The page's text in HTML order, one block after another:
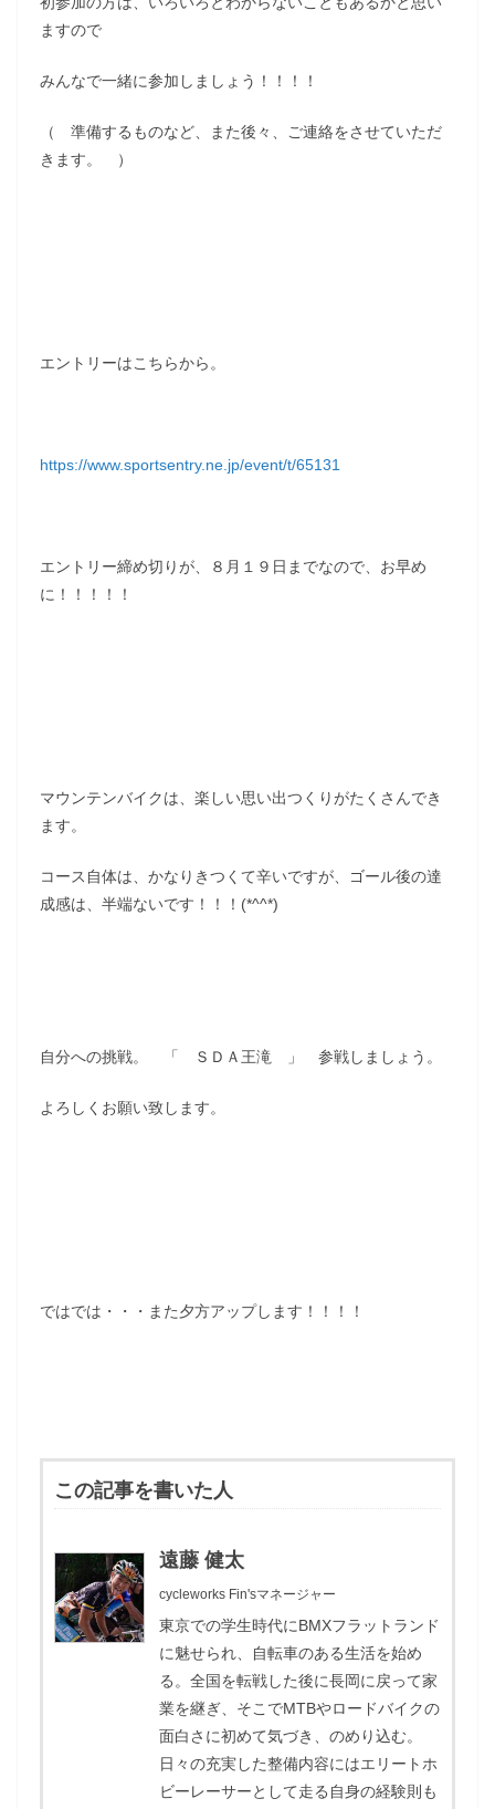
ますので
みんなで一緒に参加しましょう！！！！
（ 準備するものなど、また後々、ご連絡をさせていただ
きます。 ）
エントリーはこちらから。
https://www.sportsentry.ne.jp/event/t/65131
エントリー締め切りが、８月１９日までなので、お早め
に！！！！！
マウンテンバイクは、楽しい思い出つくりがたくさんでき
ます。
コース自体は、かなりきつくて辛いですが、ゴール後の達
成感は、半端ないです！！！(*^^*)
自分への挑戦。 「 ＳＤＡ王滝 」 参戦しましょう。
よろしくお願い致します。
ではでは・・・また夕方アップします！！！！
この記事を書いた人
遠藤 健太
cycleworks Fin'sマネージャー
東京での学生時代にBMXフラットランド
に魅せられ、自転車のある生活を始め
る。全国を転戦した後に長岡に戻って家
業を継ぎ、そこでMTBやロードバイクの
面白さに初めて気づき、のめり込む。
日々の充実した整備内容にはエリートホ
ビーレーサーとして走る自身の経験則も